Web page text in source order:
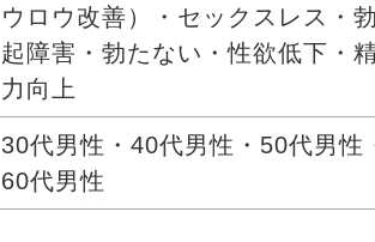
ウロウ改善）・セックスレス・
起障害・勃たない・性欲低下・
力向上
30代男性・40代男性・50代男性
60代男性